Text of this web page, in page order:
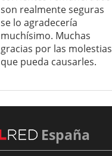
son realmente seguras
se lo agradecería
muchísimo. Muchas
gracias por las molestias
que pueda causarles.
España